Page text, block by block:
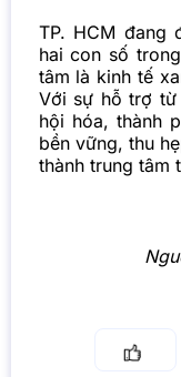
TP. HCM đang
hai con số
tâm là kinh tế
Với sự hỗ trợ
hội hóa, thành
bền vững, thu
thành trung tâm